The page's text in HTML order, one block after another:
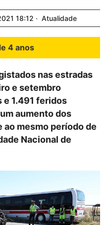
18:12 Atualidade
4 anos
nas estradas
e setembro
1.491 feridos
aumento dos
mesmo período de
Nacional de